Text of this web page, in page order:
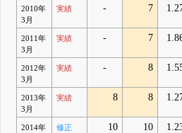
2010年
3月
実績 - 7
2011年
3月
実績 - 7
2012年
3月
実績 - 8
2013年
3月
実績 8 8
2014年
修正 10 10